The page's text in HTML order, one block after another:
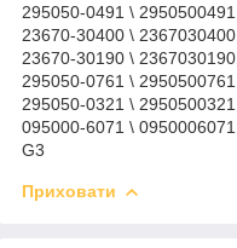
295050-0491 \ 2950500491,
23670-30400 \ 2367030400,
23670-30190 \ 2367030190,
295050-0761 \ 2950500761,
295050-0321 \ 2950500321,
095000-6071 \ 0950006071,
G3
Приховати